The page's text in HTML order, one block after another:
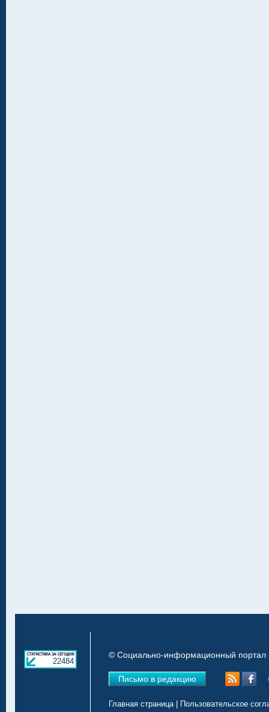
22484
© Социально-информационный портал
Письмо в редакцию
Главная страница| Пользовательское